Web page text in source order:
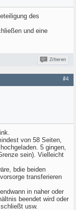
des
und eine
Zitieren
#4
von 58 Seiten,
5 gingen,
sein). Vielleicht
bdie beiden
transferieren
in naher oder
beendet wird oder
usw.